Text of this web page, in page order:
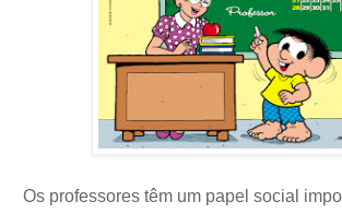
Os professores têm um papel social